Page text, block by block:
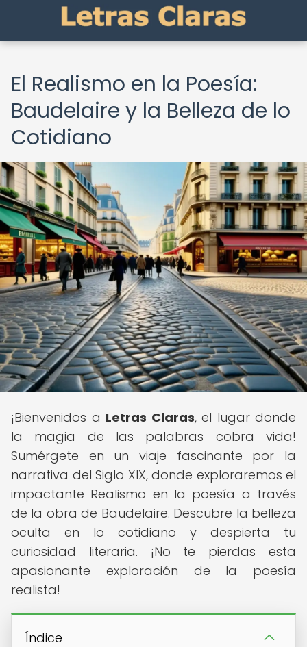
El Realismo en la Poesía:
Baudelaire y la Belleza de lo
Cotidiano
¡Bienvenidos a Letras Claras, el lugar donde
la magia de las palabras cobra vida!
Sumérgete en un viaje fascinante por la
narrativa del Siglo XIX, donde exploraremos el
impactante Realismo en la poesía a través
de la obra de Baudelaire. Descubre la belleza
oculta en lo cotidiano y despierta tu
curiosidad literaria. ¡No te pierdas esta
apasionante exploración de la poesía
realista!
Índice